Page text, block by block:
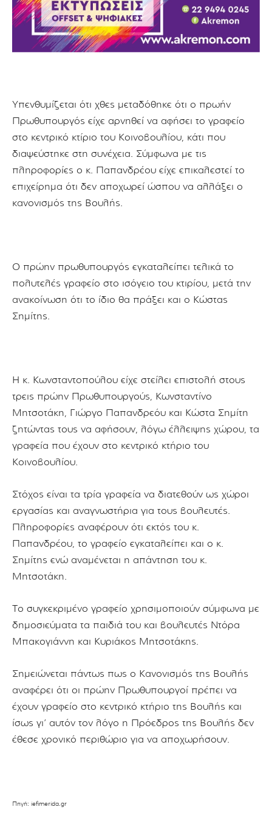
Υπενθυμίζεται ότι χθες μεταδόθηκε ότι ο πρωήν
Πρωθυπουργός είχε αρνηθεί να αφήσει το γραφείο
στο κεντρικό κτίριο του Κοινοβουλίου, κάτι που
διαψεύστηκε στη συνέχεια. Σύμφωνα με τις
πληροφορίες ο κ. Παπανδρέου είχε επικαλεστεί το
επιχείρημα ότι δεν αποχωρεί ώσπου να αλλάξει ο
κανονισμός της Βουλής.
Ο πρώην πρωθυπουργός εγκαταλείπει τελικά το
πολυτελές γραφείο στο ισόγειο του κτιρίου, μετά την
ανακοίνωση ότι το ίδιο θα πράξει και ο Κώστας
Σημίτης.
Η κ. Κωνσταντοπούλου είχε στείλει επιστολή στους
τρεις πρώην Πρωθυπουργούς, Κωνσταντίνο
Μητσοτάκη, Γιώργο Παπανδρεόυ και Κώστα Σημίτη
ζητώντας τους να αφήσουν, λόγω έλλειψης χώρου, τα
γραφεία που έχουν στο κεντρικό κτήριο του
Κοινοβουλίου.
Στόχος είναι τα τρία γραφεία να διατεθούν ως χώροι
εργασίας και αναγνωστήρια για τους βουλευτές.
Πληροφορίες αναφέρουν ότι εκτός του κ.
Παπανδρέου, το γραφείο εγκαταλείπει και ο κ.
Σημίτης ενώ αναμένεται η απάντηση του κ.
Μητσοτάκη.
Το συγκεκριμένο γραφείο χρησιμοποιούν σύμφωνα με
δημοσιεύματα τα παιδιά του και βουλευτές Ντόρα
Μπακογιάννη και Κυριάκος Μητσοτάκης.
Σημειώνεται πάντως πως ο Κανονισμός της Βουλής
αναφέρει ότι οι πρώην Πρωθυπουργοί πρέπει να
έχουν γραφείο στο κεντρικό κτήριο της Βουλής και
ίσως γι’ αυτόν τον λόγο η Πρόεδρος της Βουλής δεν
έθεσε χρονικό περιθώριο για να αποχωρήσουν.
Πηγή: iefimerida.gr